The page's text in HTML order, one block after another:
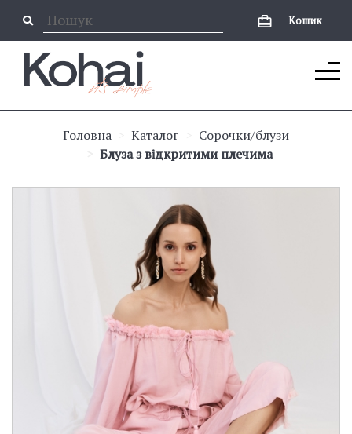
Кошик
Головна Каталог
Сорочки/блузи
Блуза з відкритими плечима